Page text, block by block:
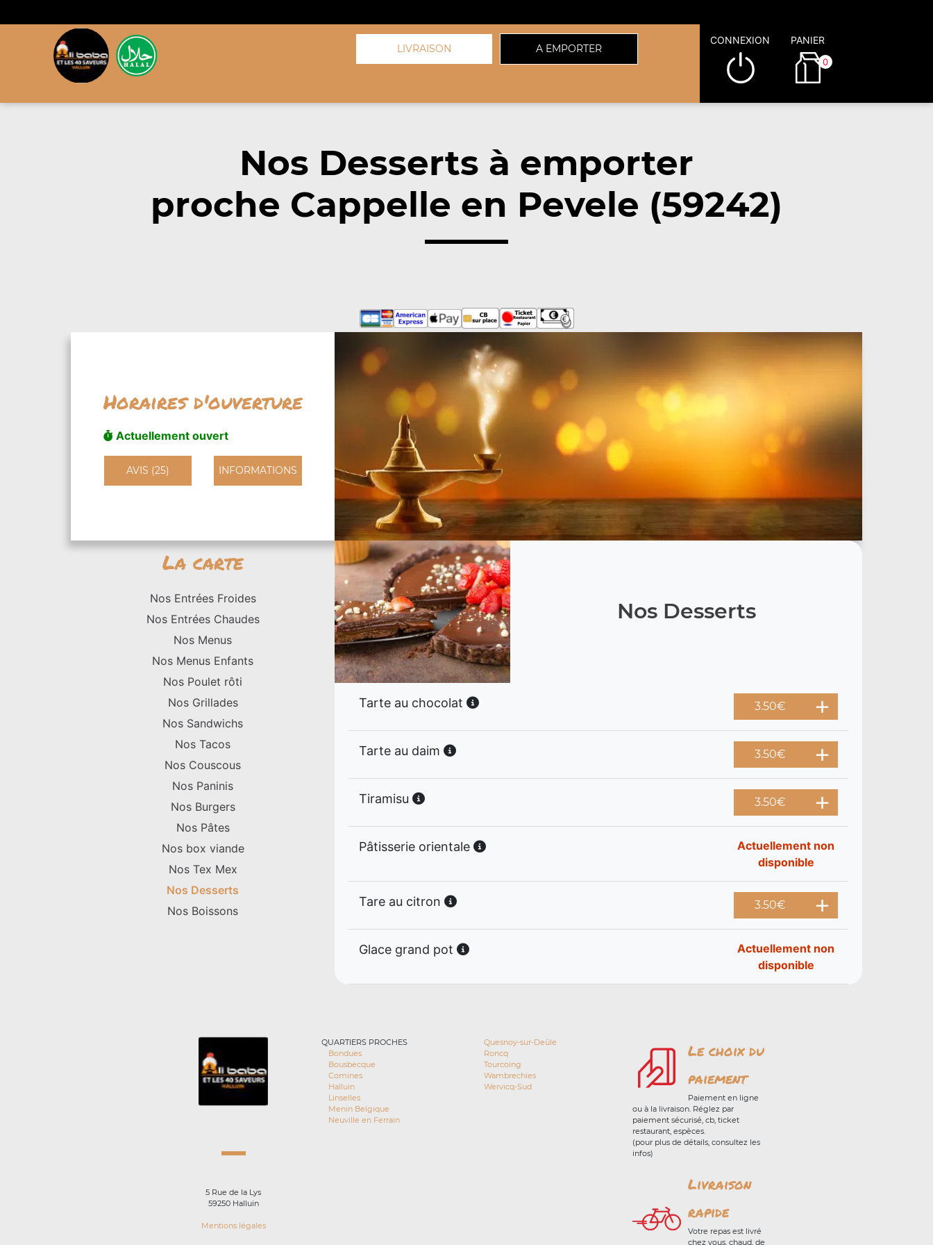
LIVRAISON A EMPORTER
CONNEXION PANIER
0
Nos Desserts à emporter
proche Cappelle en Pevele (59242)
Horaires d'ouverture
Actuellement ouvert
AVIS (25) INFORMATIONS
La carte
Nos Entrées Froides
Nos Entrées Chaudes
Nos Menus
Nos Menus Enfants
Nos Poulet rôti
Nos Grillades
Nos Sandwichs
Nos Tacos
Nos Couscous
Nos Paninis
Nos Burgers
Nos Pâtes
Nos box viande
Nos Tex Mex
Nos Desserts
Nos Boissons
Nos Desserts
Tarte au chocolat 3.50€
Tarte au daim 3.50€
Tiramisu 3.50€
Pâtisserie orientale
Actuellement non
disponible
Tare au citron 3.50€
Glace grand pot
Actuellement non
disponible
5 Rue de la Lys
59250 Halluin
Mentions légales
QUARTIERS PROCHES
Bondues
Bousbecque
Comines
Halluin
Linselles
Menin Belgique
Neuville en Ferrain
Quesnoy-sur-Deûle
Roncq
Tourcoing
Wambrechies
Wervicq-Sud
Le choix du
paiement
Paiement en ligne
ou à la livraison. Réglez par
paiement sécurisé, cb, ticket
restaurant, espèces.
(pour plus de détails, consultez les
infos)
Livraison
rapide
Votre repas est livré
chez vous, chaud, de